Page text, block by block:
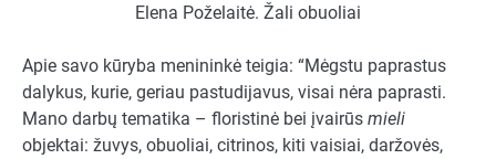
Elena Poželaitė. Žali obuoliai
Apie savo kūryba menininkė teigia: “Mėgstu paprastus
dalykus, kurie, geriau pastudijavus, visai nėra paprasti.
Mano darbų tematika – floristinė bei įvairūs mieli
objektai: žuvys, obuoliai, citrinos, kiti vaisiai, daržovės,